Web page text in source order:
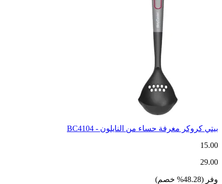
بيتي كروكر مغرفة حساء من النايلون - BC4104
15.00
29.00
وفر (
48.28
% خصم)